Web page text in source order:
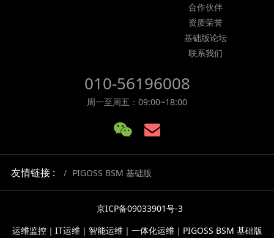
合作伙伴
资质荣誉
基础版论坛
联系我们
010-56196008
周一至周五：09:00~18:00
友情链接 : PIGOSS BSM 基础版
京ICP备09033901号-3
运维监控｜IT运维｜智能运维｜一体化运维｜PIGOSS BSM 基础版